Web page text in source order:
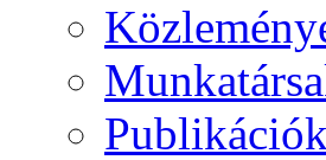
Pub­li­ká­ci­ók